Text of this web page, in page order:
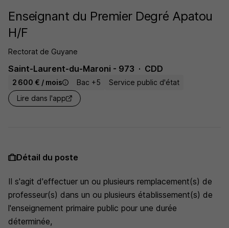
Enseignant du Premier Degré Apatou
H/F
Rectorat de Guyane
Saint-Laurent-du-Maroni - 973 CDD
2 600 € / mois Bac +5
Service public d'état
Lire dans l'app
Détail du poste
Il s'agit d'effectuer un ou plusieurs remplacement(s) de
professeur(s) dans un ou plusieurs établissement(s) de
l'enseignement primaire public pour une durée
déterminée,